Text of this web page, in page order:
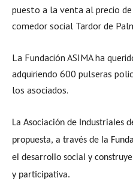
puesto a la venta al precio
comedor social Tardor de
La Fundación ASIMA ha
adquiriendo 600 pulseras
los asociados.
La Asociación de Industriales
propuesta, a través de la
el desarrollo social y
y participativa.